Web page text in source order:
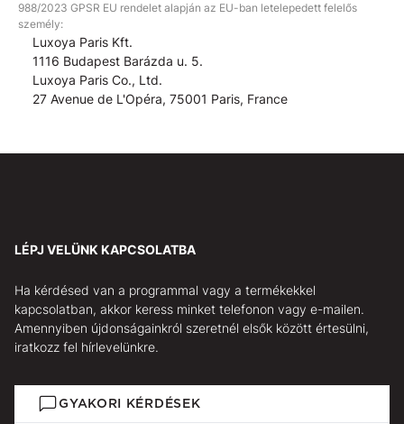
988/2023 GPSR EU rendelet alapján az EU-ban letelepedett felelős
személy:
Luxoya Paris Kft.
1116 Budapest Barázda u. 5.
Luxoya Paris Co., Ltd.
27 Avenue de L'Opéra, 75001 Paris, France
LÉPJ VELÜNK KAPCSOLATBA
Ha kérdésed van a programmal vagy a termékekkel
kapcsolatban, akkor keress minket telefonon vagy e-mailen.
Amennyiben újdonságainkról szeretnél elsők között értesülni,
iratkozz fel hírlevelünkre.
GYAKORI KÉRDÉSEK